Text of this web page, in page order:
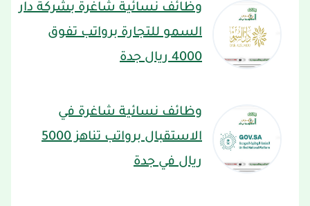
وظائف نسائية شاغرة بشركة دار
السمو للتجارة برواتب تفوق
4000 ريال جدة
وظائف نسائية شاغرة في
الاستقبال برواتب تناهز 5000
ريال في جدة